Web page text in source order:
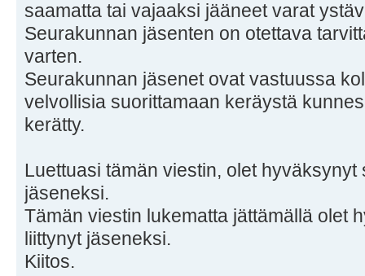
saamatta tai vajaaksi jääneet varat
Seurakunnan jäsenten on otettava
varten.
Seurakunnan jäsenet ovat vastuussa
velvollisia suorittamaan keräystä
kerätty.
Luettuasi tämän viestin, olet hyväksynyt
jäseneksi.
Tämän viestin lukematta jättämällä olet
liittynyt jäseneksi.
Kiitos.